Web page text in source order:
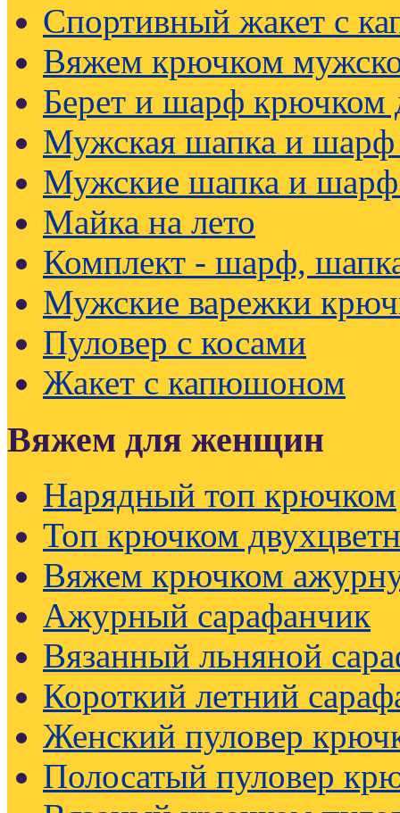
Спортивный жакет с
Вяжем крючком
Берет и шарф
Мужская шапка и шарф
Мужские шапка и
Майка на лето
Комплект - шарф,
Мужские варежки
Пуловер с косами
Жакет с капюшоном
Вяжем для женщин
Нарядный топ крючком
Топ крючком
Вяжем крючком
Ажурный сарафанчик
Вязанный льняной
Короткий летний
Женский пуловер
Полосатый пуловер